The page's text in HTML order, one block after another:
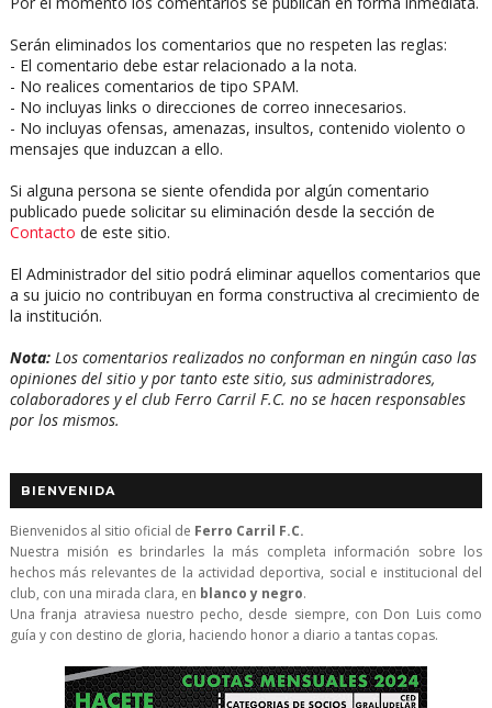
Serán eliminados los comentarios que no respeten las reglas:
- El comentario debe estar relacionado a la nota.
- No realices comentarios de tipo SPAM.
- No incluyas links o direcciones de correo innecesarios.
- No incluyas ofensas, amenazas, insultos, contenido violento o
mensajes que induzcan a ello.
Si alguna persona se siente ofendida por algún comentario
publicado puede solicitar su eliminación desde la sección de
Contacto de este sitio.
El Administrador del sitio podrá eliminar aquellos comentarios que
a su juicio no contribuyan en forma constructiva al crecimiento de
la institución.
Nota:Los comentarios realizados no conforman en ningún caso las
opiniones del sitio y por tanto este sitio, sus administradores,
colaboradores y el club Ferro Carril F.C. no se hacen responsables
por los mismos.
BIENVENIDA
Bienvenidos al sitio oficial de Ferro Carril F.C.
Nuestra misión es brindarles la más completa información sobre los
hechos más relevantes de la actividad deportiva, social e institucional del
club, con una mirada clara, en blanco y negro.
Una franja atraviesa nuestro pecho, desde siempre, con Don Luis como
guía y con destino de gloria, haciendo honor a diario a tantas copas.